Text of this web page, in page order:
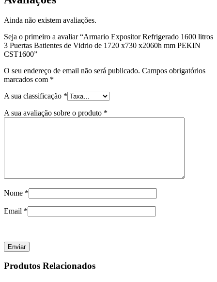
CST1600
Ainda não existem avaliações.
Seja o primeiro a avaliar “Armario Expositor Refrigerado 1600 litros
3 Puertas Batientes de Vidrio de 1720 x730 x2060h mm PEKIN
CST1600”
O seu endereço de email não será publicado. Campos obrigatórios
marcados com *
A sua classificação *
A sua avaliação sobre o produto *
Nome *
Email *
Produtos Relacionados